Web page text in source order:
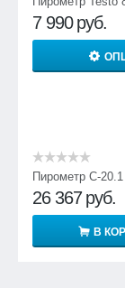
7 990 руб.
Пирометр С-
26 367 руб.
В